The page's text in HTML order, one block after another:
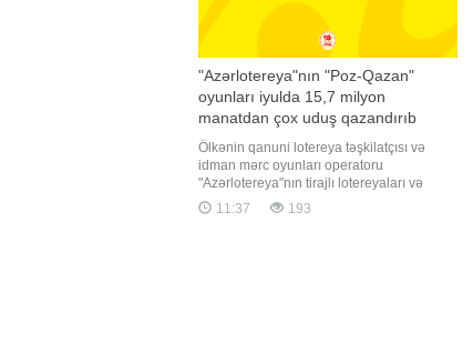
"Azərlotereya"nın "Poz-Qazan"
oyunları iyulda 15,7 milyon
manatdan çox uduş qazandırıb
Ölkənin qanuni lotereya təşkilatçısı və
idman mərc oyunları operatoru
"Azərlotereya"nın tirajlı lotereyaları və
"Poz-Qazan" oyunları üzrə iyul ayında
növbəti böyük uduşlar qeydə alınıb. Belə
11:37 193